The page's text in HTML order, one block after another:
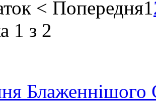
< Попередня1
1 з 2
Блаженнішого